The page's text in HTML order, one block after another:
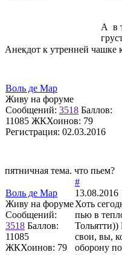
А в
Анекдот к утренней чашке
Воль де Мар
Живу на форуме
Сообщений: 3518 Баллов:
11085 ЖКХоинов: 79
Регистрация: 02.03.2016
пятничная тема. что пьем?
Воль де Мар
Живу на форуме
Сообщений:
3518 Баллов:
11085
ЖКХоинов: 79
#
13.08.2016
Хоть
пью в
свои, вы,
оборону